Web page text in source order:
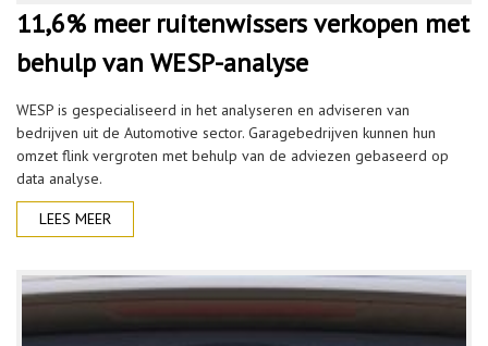
11,6% meer ruitenwissers verkopen met
behulp van WESP-analyse
WESP is gespecialiseerd in het analyseren en adviseren van
bedrijven uit de Automotive sector. Garagebedrijven kunnen hun
omzet flink vergroten met behulp van de adviezen gebaseerd op
data analyse.
LEES MEER